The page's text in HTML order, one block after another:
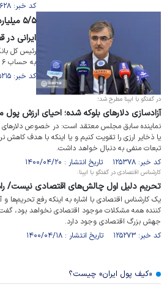
کد خبر: ۱۵۵۶۲۸ تاریخ انتشار : ۱۴۰۲/۰۷/۱۴
۵/۵
ایرانی در
رئیس کل
به حساب ۶ بانک ایرانی واریز شد.
کد خبر: ۱۵۵۲۱۵ تاریخ انتشار : ۱۴۰۲/۰۶/۲۷
در گفتگو با ایبِنا مطرح شد؛
آزادسازی دلارهای بلوکه شده؛ احیای ارزش پول
نماینده سابق مجلس معتقد است: در خصوص دلارهای
یا ذخایر ارزی را تقویت کنیم و یا اینکه با هدف کاهش
تبعات منفی به دنبال خواهد داشت.
کد خبر: ۱۲۵۳۷۸ تاریخ انتشار : ۱۴۰۰/۰۴/۲۰
کارشناس اقتصادی در گفتگو با ایبِنا:
تحریم دلیل اول چالش‌های اقتصادی نیست/
یک کارشناس اقتصادی با اشاره به اینکه رفع تحریم‌ها و
کننده همه مشکلات موجود اقتصادی نخواهد بود،
جهش بزرگ اقتصادی وجود دارد.
کد خبر: ۱۲۵۲۷۳ تاریخ انتشار : ۱۴۰۰/۰۴/۱۸
«کیف پول ایران» چیست؟